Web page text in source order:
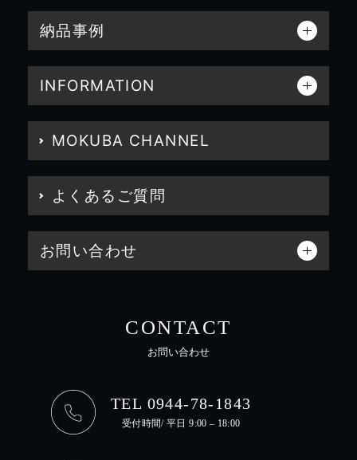
納品事例
INFORMATION
MOKUBA CHANNEL
よくあるご質問
お問い合わせ
CONTACT
お問い合わせ
TEL 0944-78-1843
受付時間/ 平日 9:00 – 18:00